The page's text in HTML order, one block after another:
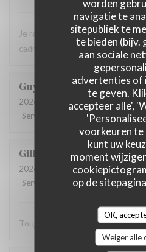
worden
navigatie te
sitepubliek te
te bieden (bijv.
aan sociale
advertenties of
te geven.
accepteer alle',
voorkeuren te
kunt uw
moment
op de
OK,
Weiger alle
Je recommande ce restaurant
cadre champêtre est très
Guy
2026-07-23
- 13:00 - Gasten 4
Service
Atmosfeer: 5/5
Gilbert
2026-07-21
- 12:30 - Gasten 2
Service
Atmosfeer:5/5
Toujours excellent, service